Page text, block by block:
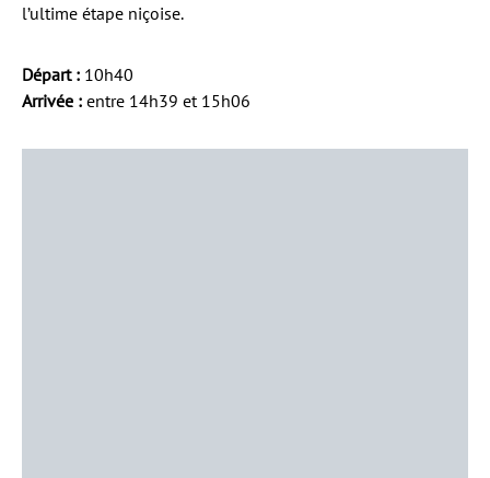
l’ultime étape niçoise.
Départ : 10h40
Arrivée : entre 14h39 et 15h06